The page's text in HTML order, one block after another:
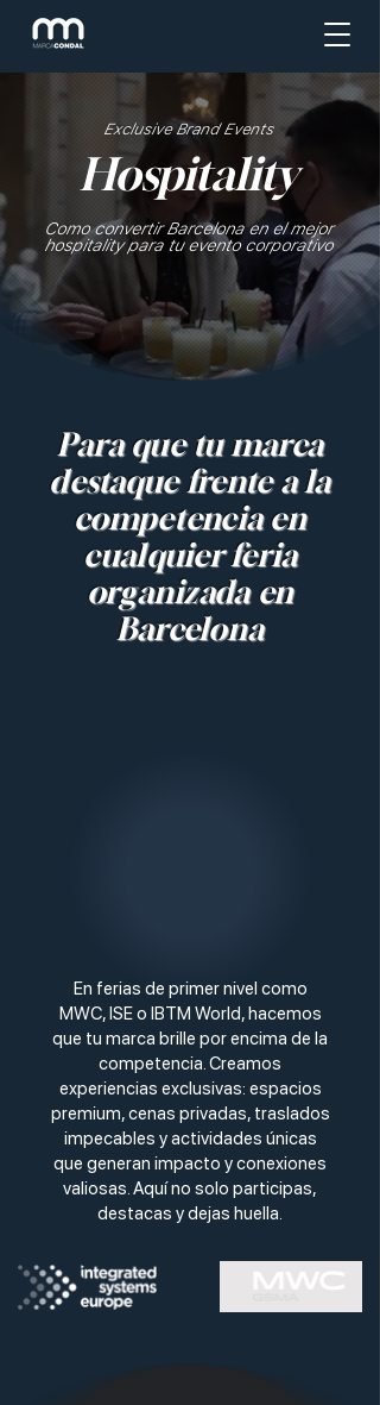
Exclusive Brand Events
Hospitality
Como convertir Barcelona en el mejor
hospitality para tu evento corporativo
Para que tu marca
destaque frente a la
competencia en
cualquier feria
organizada en
Barcelona
En ferias de primer nivel como
MWC, ISE o IBTM World, hacemos
que tu marca brille por encima de la
competencia. Creamos
experiencias exclusivas: espacios
premium, cenas privadas, traslados
impecables y actividades únicas
que generan impacto y conexiones
valiosas. Aquí no solo participas,
destacas y dejas huella.